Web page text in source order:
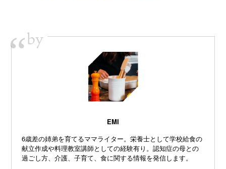
“by
EMI
6歳差の姉弟を育てるママライター。栄養士として学校給食の
献立作成や料理教室講師としての経験有り。認知症の母との
過ごし方、介護、子育て、食に関する情報を発信します。